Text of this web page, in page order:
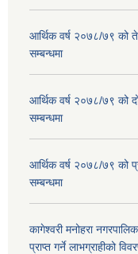
आर्थिक वर्ष २०७८/७९ को
सम्बन्धमा
आर्थिक वर्ष २०७८/७९ को
सम्बन्धमा
आर्थिक वर्ष २०७८/७९ को
सम्बन्धमा
कागेश्वरी मनोहरा
प्राप्त गर्ने लाभग्राहीको